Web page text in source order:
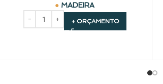
MADEIRA
+ ORÇAMENTO